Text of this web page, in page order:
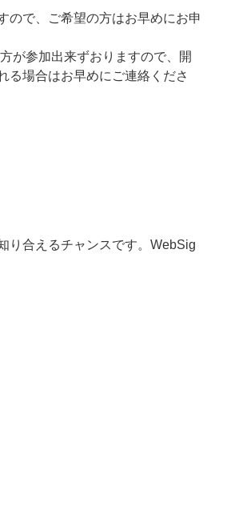
ので、ご希望の方はお早めにお申
が参加出来ずおりますので、開
る場合はお早めにご連絡くださ
り合えるチャンスです。WebSig